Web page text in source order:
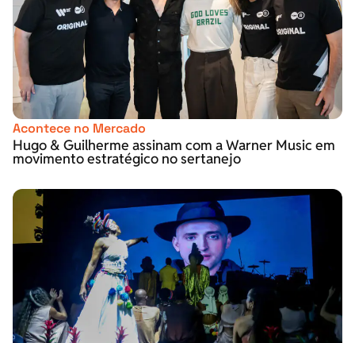
Acontece no Mercado
Hugo & Guilherme assinam com a Warner Music em
movimento estratégico no sertanejo